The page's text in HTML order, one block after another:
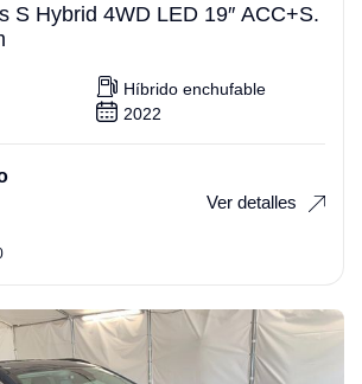
S Hybrid 4WD LED 19″ ACC+S.
Híbrido enchufable
2022
Ver detalles